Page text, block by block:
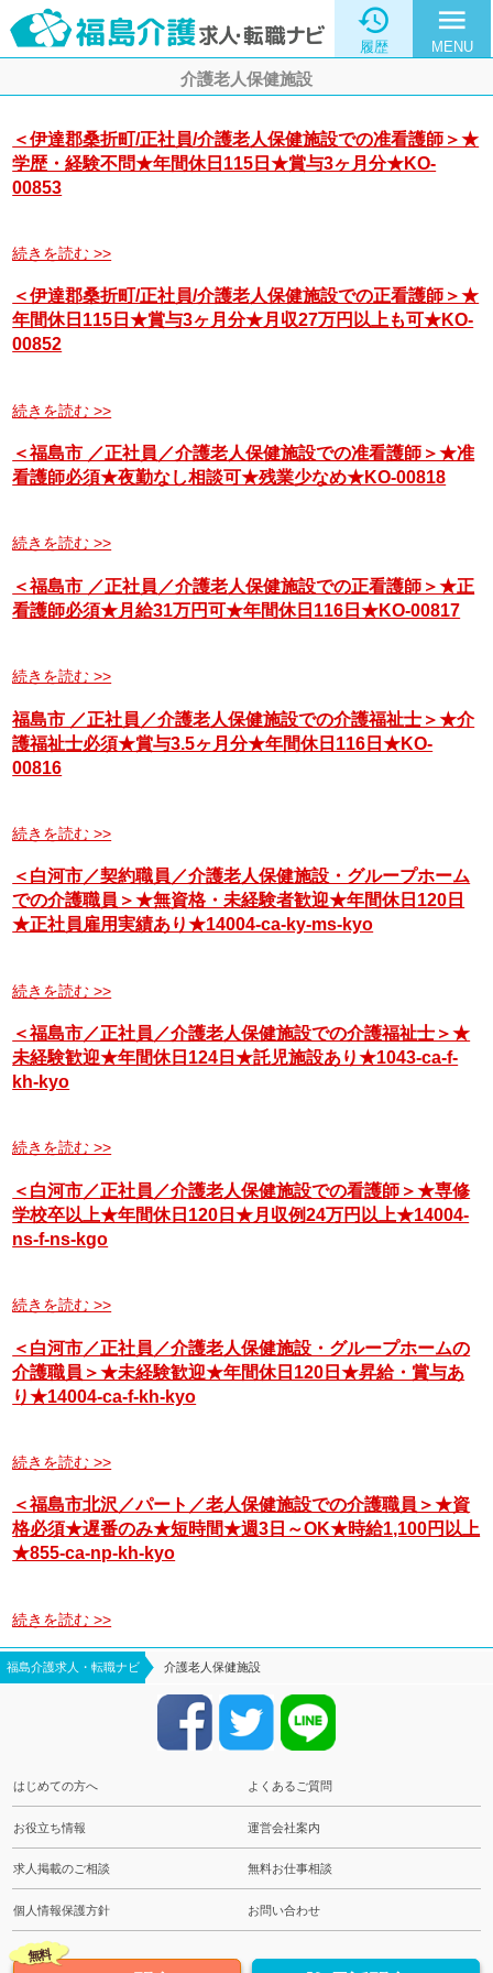

履歴
menu
MENU
介護老人保健施設
＜伊達郡桑折町/正社員/介護老人保健施設での准看護師＞★
学歴・経験不問★年間休日115日★賞与3ヶ月分★KO-
00853
続きを読む >>
＜伊達郡桑折町/正社員/介護老人保健施設での正看護師＞★
年間休日115日★賞与3ヶ月分★月収27万円以上も可★KO-
00852
続きを読む >>
＜福島市 ／正社員／介護老人保健施設での准看護師＞★准
看護師必須★夜勤なし相談可★残業少なめ★KO-00818
続きを読む >>
＜福島市 ／正社員／介護老人保健施設での正看護師＞★正
看護師必須★月給31万円可★年間休日116日★KO-00817
続きを読む >>
福島市 ／正社員／介護老人保健施設での介護福祉士＞★介
護福祉士必須★賞与3.5ヶ月分★年間休日116日★KO-
00816
続きを読む >>
＜白河市／契約職員／介護老人保健施設・グループホーム
での介護職員＞★無資格・未経験者歓迎★年間休日120日
★正社員雇用実績あり★14004-ca-ky-ms-kyo
続きを読む >>
＜福島市／正社員／介護老人保健施設での介護福祉士＞★
未経験歓迎★年間休日124日★託児施設あり★1043-ca-f-
kh-kyo
続きを読む >>
＜白河市／正社員／介護老人保健施設での看護師＞★専修
学校卒以上★年間休日120日★月収例24万円以上★14004-
ns-f-ns-kgo
続きを読む >>
＜白河市／正社員／介護老人保健施設・グループホームの
介護職員＞★未経験歓迎★年間休日120日★昇給・賞与あ
り★14004-ca-f-kh-kyo
続きを読む >>
＜福島市北沢／パート／老人保健施設での介護職員＞★資
格必須★遅番のみ★短時間★週3日～OK★時給1,100円以上
★855-ca-np-kh-kyo
続きを読む >>
福島介護求人・転職ナビ 介護老人保健施設
はじめての方へ よくあるご質問
お役立ち情報 運営会社案内
求人掲載のご相談 無料お仕事相談
個人情報保護方針 お問い合わせ
無料